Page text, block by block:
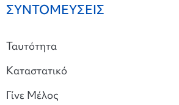
ΣΥΝΤΟΜΕΥΣΕΙΣ
Ταυτότητα
Καταστατικό
Γίνε Μέλος